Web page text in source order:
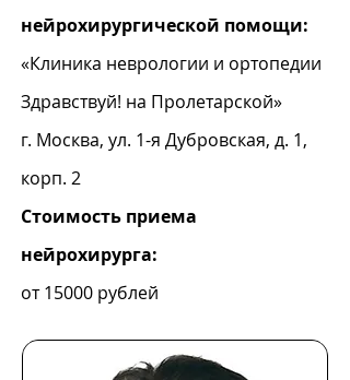
нейрохирургической помощи:
«Клиника неврологии и ортопедии
Здравствуй! на Пролетарской»
г. Москва, ул. 1-я Дубровская, д. 1,
корп. 2
Стоимость приема
нейрохирурга:
от 15000 рублей